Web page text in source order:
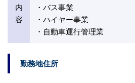
内
容
・バス事業
・ハイヤー事業
・自動車運行管理業
勤務地住所